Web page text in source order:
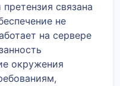
связана
не
на сервере
окружения